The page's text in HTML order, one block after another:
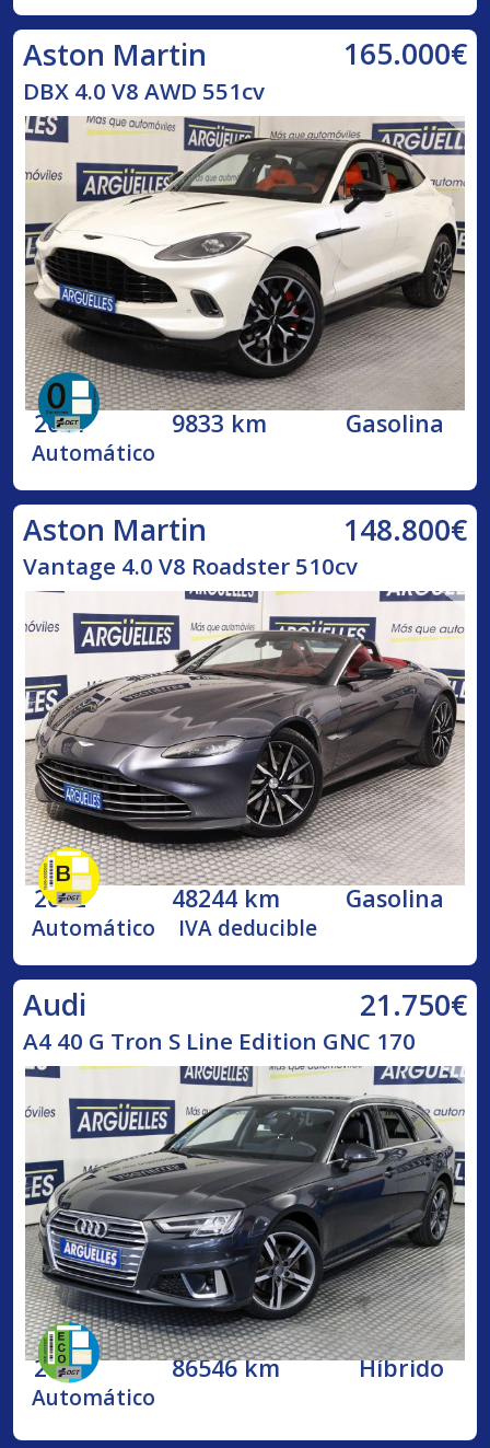
Aston Martin 165.000€
DBX 4.0 V8 AWD 551cv
2021 9833 km Gasolina
Automático
Aston Martin 148.800€
Vantage 4.0 V8 Roadster 510cv
2022 48244 km Gasolina
Automático IVA deducible
Audi 21.750€
A4 40 G Tron S Line Edition GNC 170
2020 86546 km Híbrido
Automático